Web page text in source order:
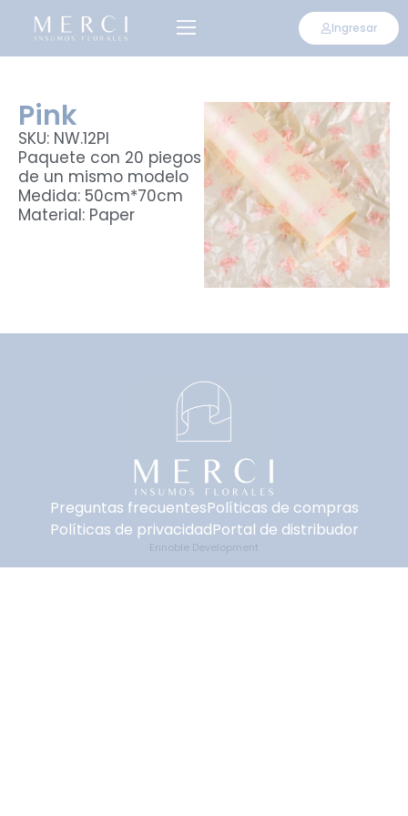
Ingresar
Pink
SKU: NW.12PI
Paquete con 20 piegos
de un mismo modelo
Medida: 50cm*70cm
Material: Paper
Preguntas frecuentesPolíticas de compras
Políticas de privacidadPortal de distribudor
Ennoble Development